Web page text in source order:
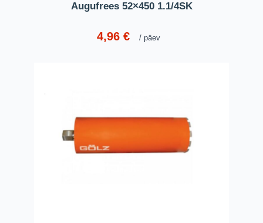
Augufrees 52×450 1.1/4SK
4,96 € päev